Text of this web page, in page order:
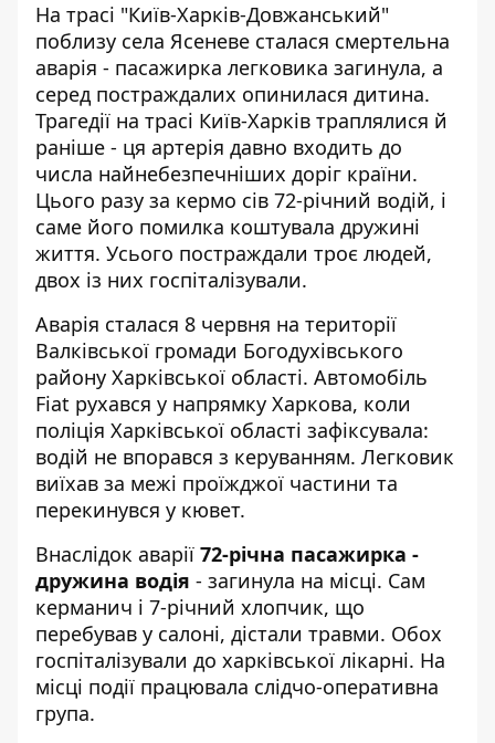
На трасі "Київ-Харків-Довжанський"
поблизу села Ясеневе сталася смертельна
аварія - пасажирка легковика загинула, а
серед постраждалих опинилася дитина.
Трагедії на трасі Київ-Харків траплялися й
раніше - ця артерія давно входить до
числа найнебезпечніших доріг країни.
Цього разу за кермо сів 72-річний водій, і
саме його помилка коштувала дружині
життя. Усього постраждали троє людей,
двох із них госпіталізували.
Аварія сталася 8 червня на території
Валківської громади Богодухівського
району Харківської області. Автомобіль
Fiat рухався у напрямку Харкова, коли
поліція Харківської області зафіксувала:
водій не впорався з керуванням. Легковик
виїхав за межі проїжджої частини та
перекинувся у кювет.
Внаслідок аварії 72-річна пасажирка -
дружина водія - загинула на місці. Сам
керманич і 7-річний хлопчик, що
перебував у салоні, дістали травми. Обох
госпіталізували до харківської лікарні. На
місці події працювала слідчо-оперативна
група.